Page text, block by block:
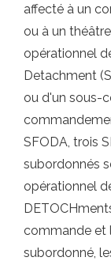
affecté à un
ou à un
opérationnel
Detachment
ou d'un sous-
SFODA, trois
subordonnés
opérationnel
commande et
subordonné,